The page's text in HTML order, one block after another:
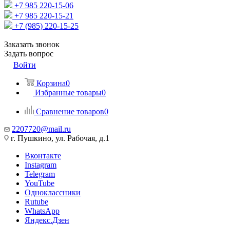
+7 985 220-15-06
+7 985 220-15-21
+7 (985) 220-15-25
Заказать звонок
Задать вопрос
Войти
Корзина0
Избранные товары0
Сравнение товаров0
2207720@mail.ru
г. Пушкино, ул. Рабочая, д.1
Вконтакте
Instagram
Telegram
YouTube
Одноклассники
Rutube
WhatsApp
Яндекс.Дзен